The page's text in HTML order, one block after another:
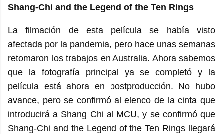
Shang-Chi and the Legend of the Ten Rings
La filmación de esta película se había visto
afectada por la pandemia, pero hace unas semanas
retomaron los trabajos en Australia. Ahora sabemos
que la fotografía principal ya se completó y la
película está ahora en postproducción. No hubo
avance, pero se confirmó al elenco de la cinta que
introducirá a Shang Chi al MCU, y se confirmó que
Shang-Chi and the Legend of the Ten Rings llegará